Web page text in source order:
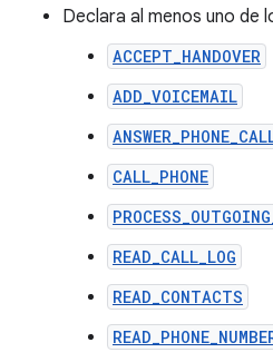
Declara al menos uno de
ACCEPT_HANDOVER
ADD_VOICEMAIL
CALL_PHONE
READ_CALL_LOG
READ_CONTACTS